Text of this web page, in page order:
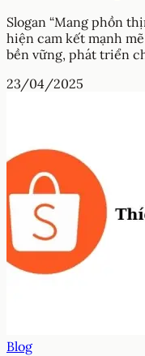
Slogan “Mang phồn
hiện cam kết mạnh
bền vững, phát triển
23/04/2025
Blog